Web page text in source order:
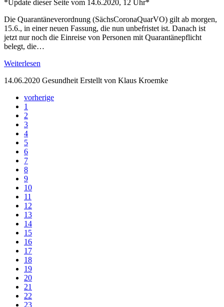
*Update dieser Seite vom 14.6.2020, 12 Uhr*
Die Quarantäneverordnung (SächsCoronaQuarVO) gilt ab morgen,
15.6., in einer neuen Fassung, die nun unbefristet ist. Danach ist
jetzt nur noch die Einreise von Personen mit Quarantänepflicht
belegt, die…
Weiterlesen
14.06.2020 Gesundheit Erstellt von Klaus Kroemke
vorherige
1
2
3
4
5
6
7
8
9
10
11
12
13
14
15
16
17
18
19
20
21
22
23